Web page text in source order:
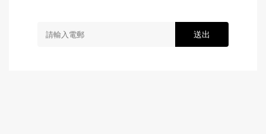
送出